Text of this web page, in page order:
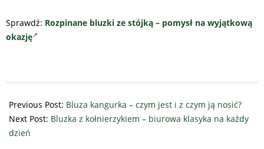
Sprawdź: Rozpinane bluzki ze stójką – pomysł na wyjątkową
okazję
12-
26
Previous Post: Bluza kangurka – czym jest i z czym ją nosić?
Next Post: Bluzka z kołnierzykiem – biurowa klasyka na każdy
dzień